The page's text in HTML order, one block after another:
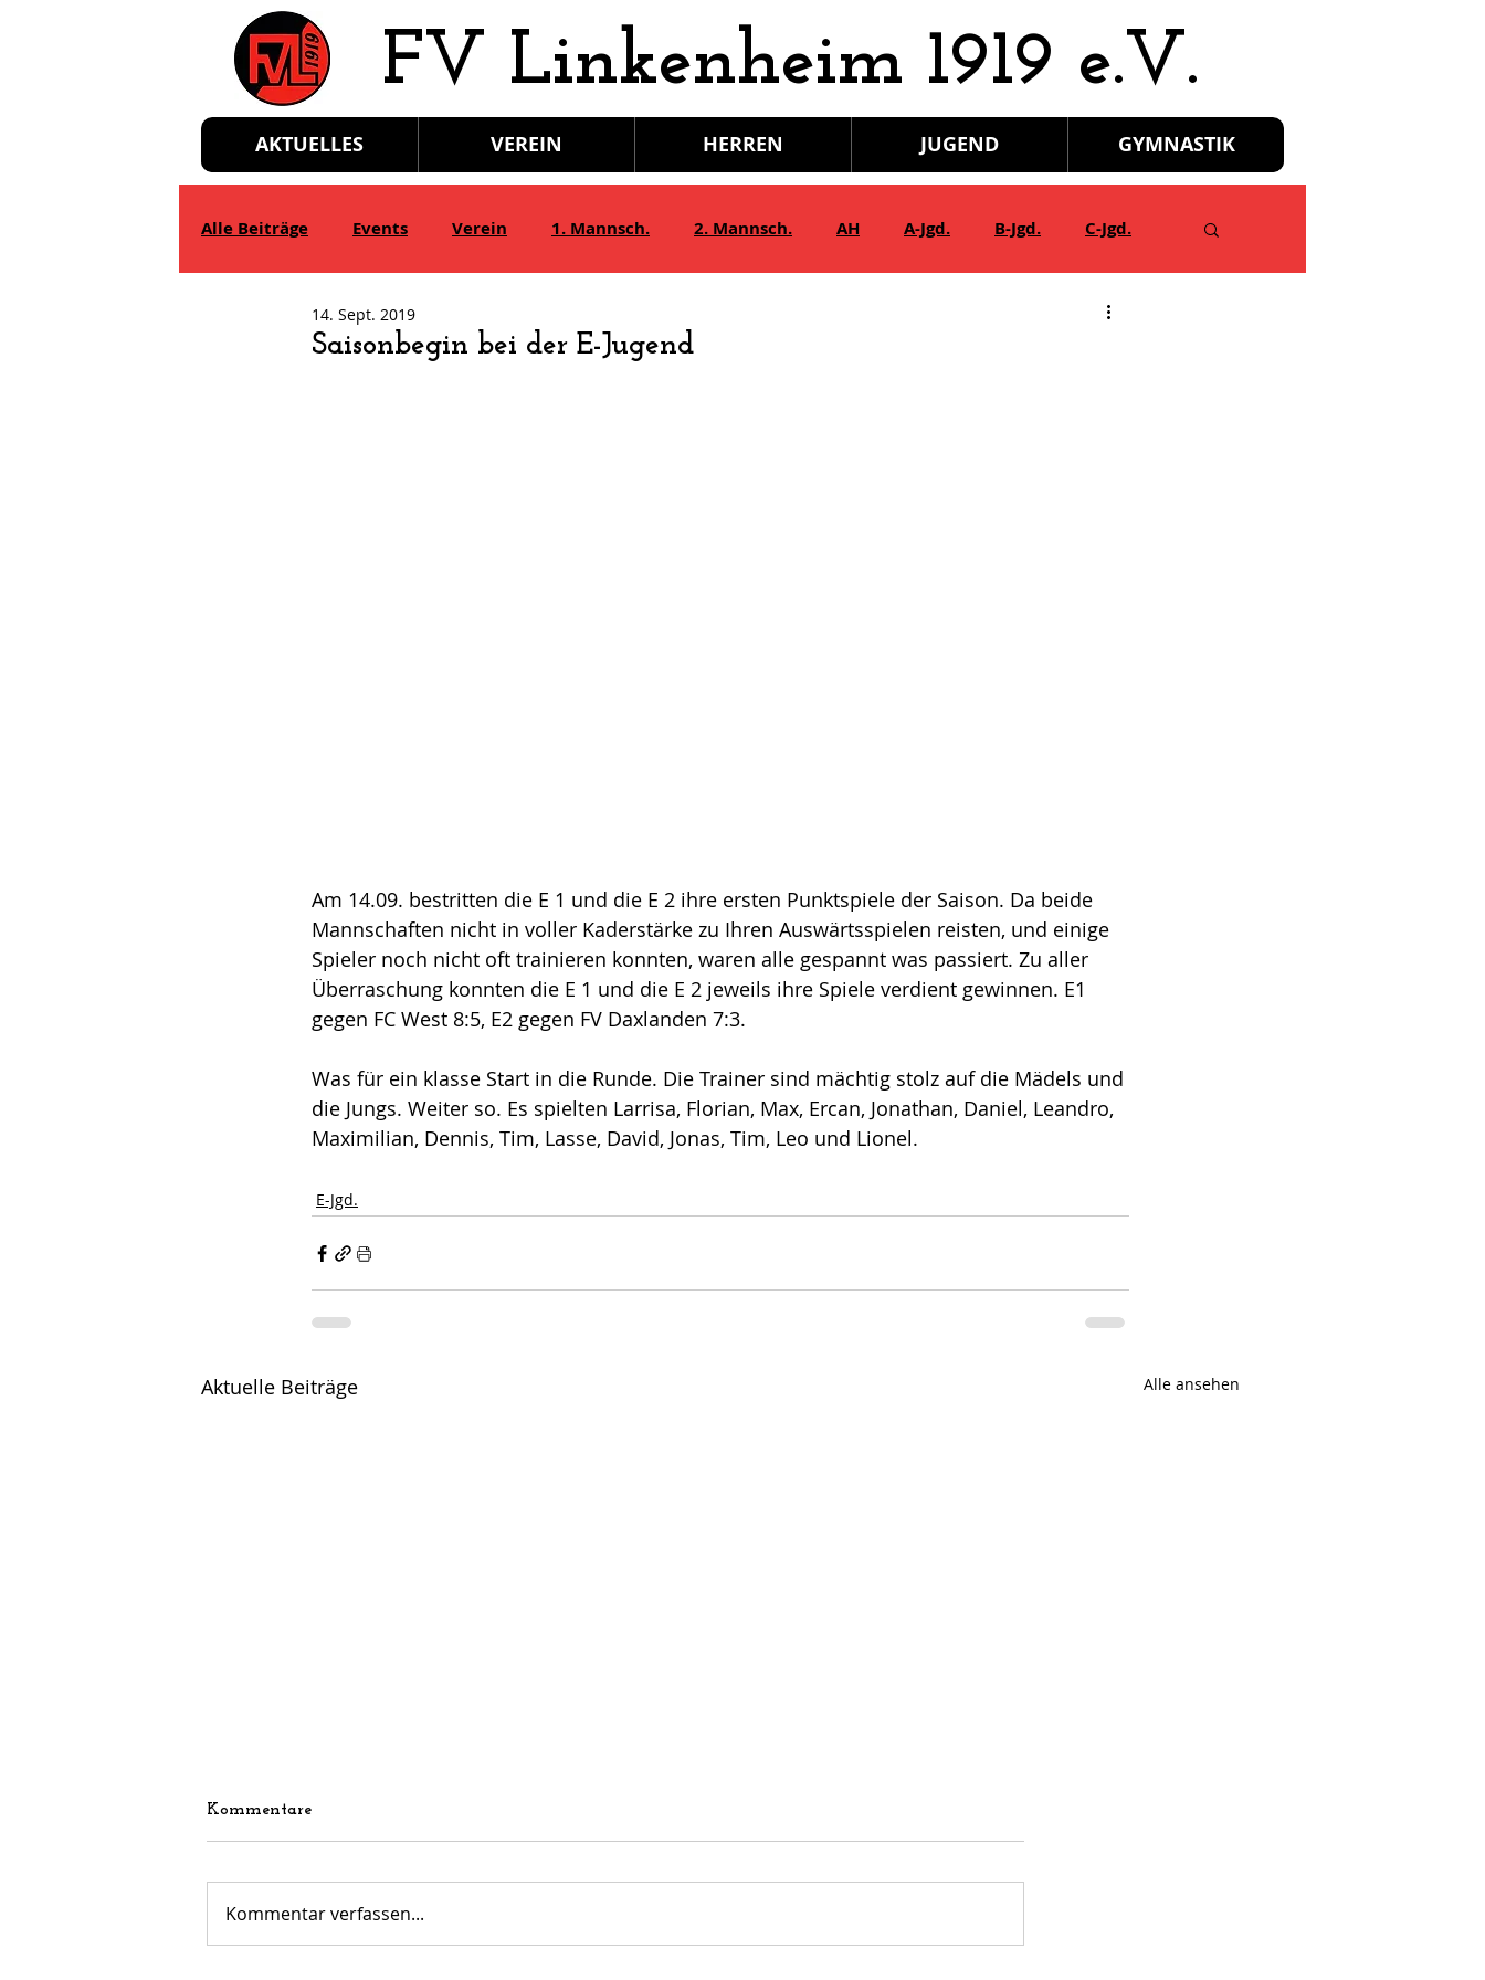
​FV Linkenheim 1919 e.V.
AKTUELLES VEREIN HERREN JUGEND GYMNASTIK
Alle Beiträge Events Verein 1. Mannsch. 2. Mannsch. AH A-Jgd. B-Jgd. C-Jgd.
E-Jgd.
Saisonbegin bei der E-Jugend
14. Sept. 2019
Am 14.09. bestritten die E 1 und die E 2 ihre ersten Punktspiele der Saison. Da beide
Mannschaften nicht in voller Kaderstärke zu Ihren Auswärtsspielen reisten, und einige
Spieler noch nicht oft trainieren konnten, waren alle gespannt was passiert. Zu aller
Überraschung konnten die E 1 und die E 2 jeweils ihre Spiele verdient gewinnen. E1
gegen FC West 8:5, E2 gegen FV Daxlanden 7:3.
Was für ein klasse Start in die Runde. Die Trainer sind mächtig stolz auf die Mädels und
die Jungs. Weiter so. Es spielten Larrisa, Florian, Max, Ercan, Jonathan, Daniel, Leandro,
Maximilian, Dennis, Tim, Lasse, David, Jonas, Tim, Leo und Lionel.
E-Jgd.
Aktuelle Beiträge Alle ansehen
Kommentare
Kommentar verfassen...